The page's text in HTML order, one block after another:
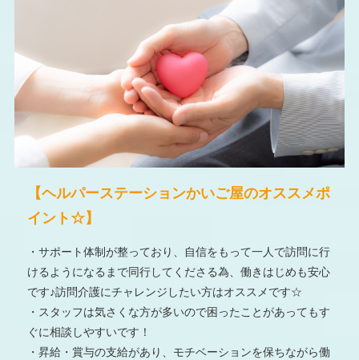
【ヘルパーステーションかいご屋のオススメポ
イント☆】
・サポート体制が整っており、自信をもって一人で訪問に行
けるようになるまで同行してくださる為、働きはじめも安心
です♪訪問介護にチャレンジしたい方はオススメです☆
・スタッフは気さくな方が多いので困ったことがあってもす
ぐに相談しやすいです！
・昇給・賞与の支給があり、モチベーションを保ちながら働